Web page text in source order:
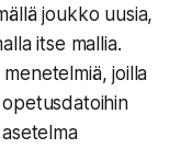
joukko uusia,
itse mallia.
joilla
opetusdatoihin